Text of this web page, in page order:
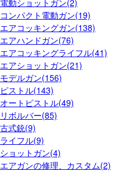
電動ショットガン(2)
コンパクト電動ガン(19)
エアコッキングガン(138)
エアハンドガン(76)
エアコッキングライフル(41)
エアショットガン(21)
モデルガン(156)
ピストル(143)
オートピストル(49)
リボルバー(85)
古式銃(9)
ライフル(9)
ショットガン(4)
エアガンの修理、カスタム(2)